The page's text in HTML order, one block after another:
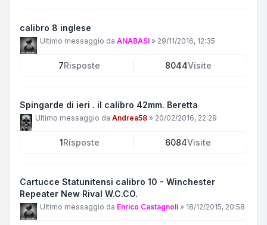
calibro 8 inglese
Ultimo messaggio da ANABASI » 29/11/2016, 12:35
7Risposte 8044Visite
Spingarde di ieri . il calibro 42mm. Beretta
Ultimo messaggio da Andrea58 » 20/02/2016, 22:29
1Risposte 6084Visite
Cartucce Statunitensi calibro 10 - Winchester
Repeater New Rival W.C.CO.
Ultimo messaggio da Enrico Castagnoli » 18/12/2015, 20:58